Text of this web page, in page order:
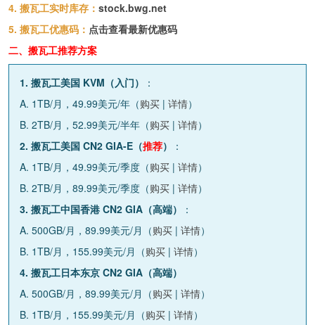
4. 搬瓦工实时库存： stock.bwg.net
5. 搬瓦工优惠码： 点击查看最新优惠码
二、搬瓦工推荐方案
1. 搬瓦工美国 KVM（入门）
：
A. 1TB/月，49.99美元/年（购买 | 详情）
B. 2TB/月，52.99美元/半年（购买 | 详情）
2. 搬瓦工美国 CN2 GIA-E（推荐）
：
A. 1TB/月，49.99美元/季度（购买 | 详情）
B. 2TB/月，89.99美元/季度（购买 | 详情）
3. 搬瓦工中国香港 CN2 GIA（高端）
：
A. 500GB/月，89.99美元/月（购买 | 详情）
B. 1TB/月，155.99美元/月（购买 | 详情）
4. 搬瓦工日本东京 CN2 GIA（高端）
A. 500GB/月，89.99美元/月（购买 | 详情）
B. 1TB/月，155.99美元/月（购买 | 详情）